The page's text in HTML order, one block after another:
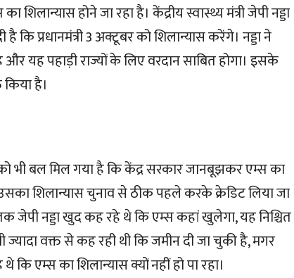
शिलान्यास होने जा रहा है। केंद्रीय स्वास्थ्य मंत्री जेपी नड्डा
प्रधानमंत्री 3 अक्टूबर को शिलान्यास करेंगे। नड्डा ने
यह पहाड़ी राज्यों के लिए वरदान साबित होगा। इसके
किया है।
भी बल मिल गया है कि केंद्र सरकार जानबूझकर एम्स का
शिलान्यास चुनाव से ठीक पहले करके क्रेडिट लिया जा
नड्डा खुद कह रहे थे कि एम्स कहां खुलेगा, यह निश्चित
वक्त से कह रही थी कि जमीन दी जा चुकी है, मगर
एम्स का शिलान्यास क्यों नहीं हो पा रहा।